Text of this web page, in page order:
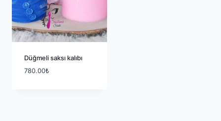
Düğmeli saksı kalıbı
780.00₺